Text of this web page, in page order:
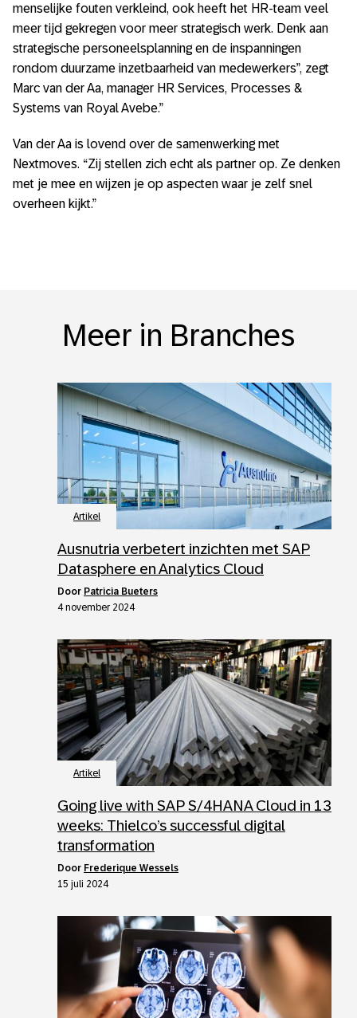
menselijke fouten verkleind, ook heeft het HR-team veel
meer tijd gekregen voor meer strategisch werk. Denk aan
strategische personeelsplanning en de inspanningen
rondom duurzame inzetbaarheid van medewerkers”, zegt
Marc van der Aa, manager HR Services, Processes &
Systems van Royal Avebe.”
Van der Aa is lovend over de samenwerking met
Nextmoves. “Zij stellen zich echt als partner op. Ze denken
met je mee en wijzen je op aspecten waar je zelf snel
overheen kijkt.”
Meer in Branches
Artikel
Ausnutria verbetert inzichten met SAP
Datasphere en Analytics Cloud
door Patricia Bueters
4 november 2024
Artikel
Going live with SAP S/4HANA Cloud in 13
weeks: Thielco’s successful digital
transformation
door Frederique Wessels
15 juli 2024